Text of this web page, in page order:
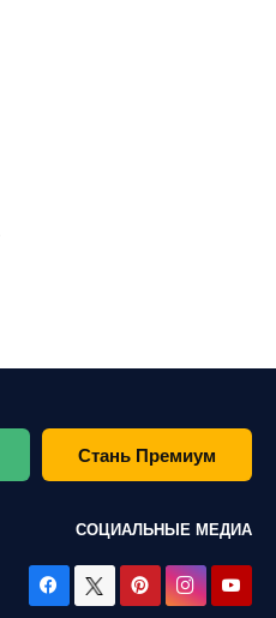
Стань Премиум
СОЦИАЛЬНЫЕ МЕДИА